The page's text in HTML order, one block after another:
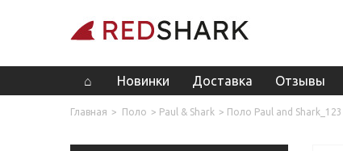
Новинки Доставка Отзывы
Главная > Поло > Paul & Shark > Поло Paul and Shark_123